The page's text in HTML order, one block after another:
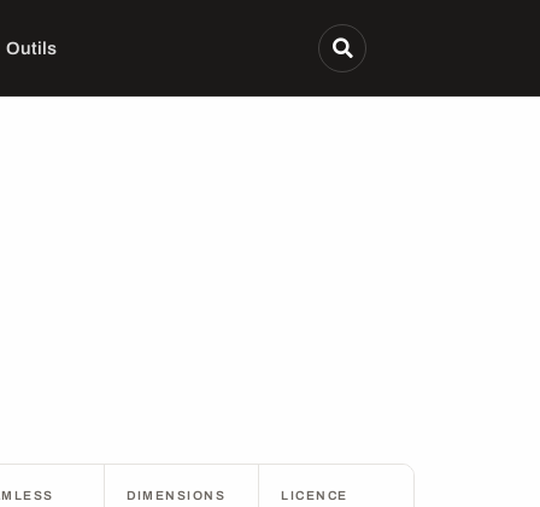
Outils
DIMENSIONS LICENCE